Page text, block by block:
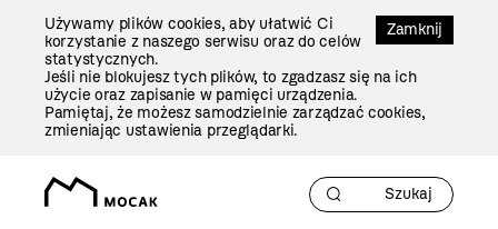
Zamknij
Używamy plików cookies, aby ułatwić Ci
korzystanie z naszego serwisu oraz do celów
statystycznych.
Jeśli nie blokujesz tych plików, to zgadzasz się na ich
użycie oraz zapisanie w pamięci urządzenia.
Pamiętaj, że możesz samodzielnie zarządzać cookies,
zmieniając ustawienia przeglądarki.